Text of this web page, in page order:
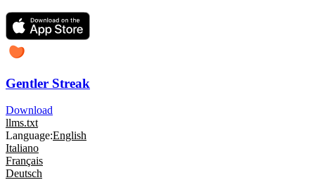
Gentler Streak
Download
llms.txt
Language:English
Italiano
Français
Deutsch